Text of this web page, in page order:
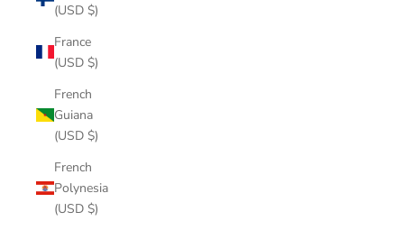
(USD $)
France
(USD $)
French
Guiana
(USD $)
French
Polynesia
(USD $)